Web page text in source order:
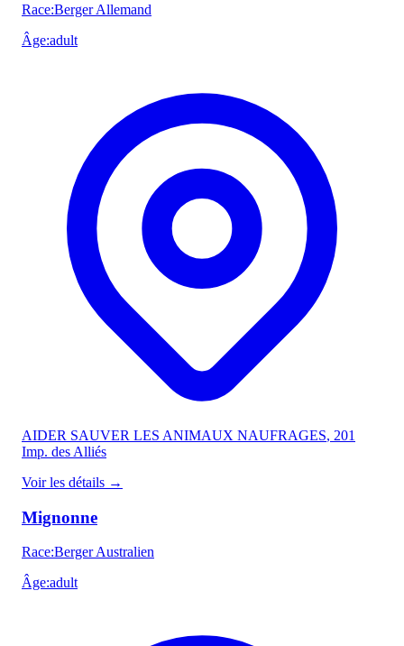
Race:Berger Allemand
Âge:adult
AIDER SAUVER LES ANIMAUX NAUFRAGES, 201
Imp. des Alliés
Voir les détails →
Mignonne
Race:Berger Australien
Âge:adult